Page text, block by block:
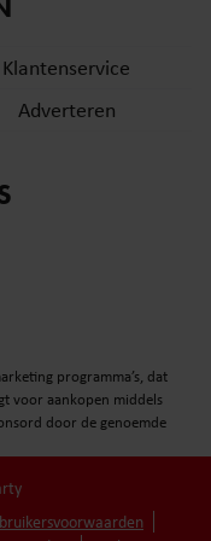
Klantenservice
Adverteren
programma’s, dat
voor aankopen middels
door de genoemde